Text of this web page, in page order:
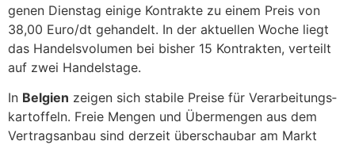
genen Dienstag einige Kontrakte zu einem Preis von
38,00 Euro/dt gehan­delt. In der aktu­ellen Woche liegt
das Handels­vo­lumen bei bisher 15 Kontrakten, verteilt
auf zwei Handels­tage.
In Belgien zeigen sich stabile Preise für Verar­bei­tungs­
kar­tof­feln. Freie Mengen und Über­mengen aus dem
Vertrags­anbau sind derzeit über­schaubar am Markt